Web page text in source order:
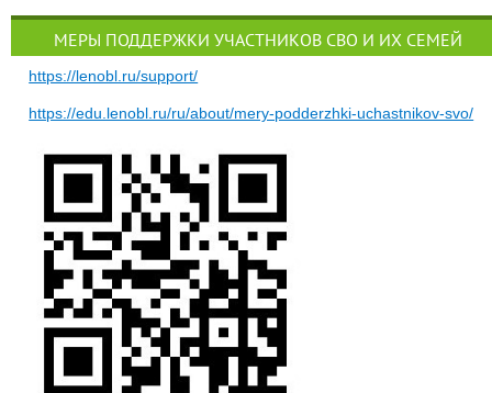
МЕРЫ ПОДДЕРЖКИ УЧАСТНИКОВ СВО И ИХ СЕМЕЙ
https://lenobl.ru/support/
https://edu.lenobl.ru/ru/about/mery-podderzhki-uchastnikov-svo/